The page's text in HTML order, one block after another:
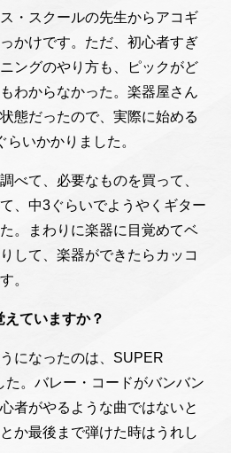
・スクールの先生からアコギ
かけです。ただ、初心者すぎ
ングのやり方も、ピックがど
わからなかった。楽器屋さん
態だったので、実際に始める
いかかりました。
べて、必要なものを買って、
、中3ぐらいでようやくギター
。まわりに楽器に目覚めてベ
して、楽器ができたらカッコ
。
ていますか？
になったのは、SUPER
た。バレー・コードがバンバン
者がやるような曲ではないと
か最後まで弾けた時はうれし